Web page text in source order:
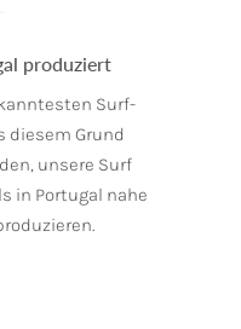
produziert
Surf-
diesem Grund
unsere Surf
in Portugal nahe